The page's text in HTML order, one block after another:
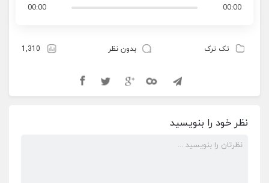
00:00
00:00
تک ترک بدون نظر 1,310
نظر خود را بنویسید